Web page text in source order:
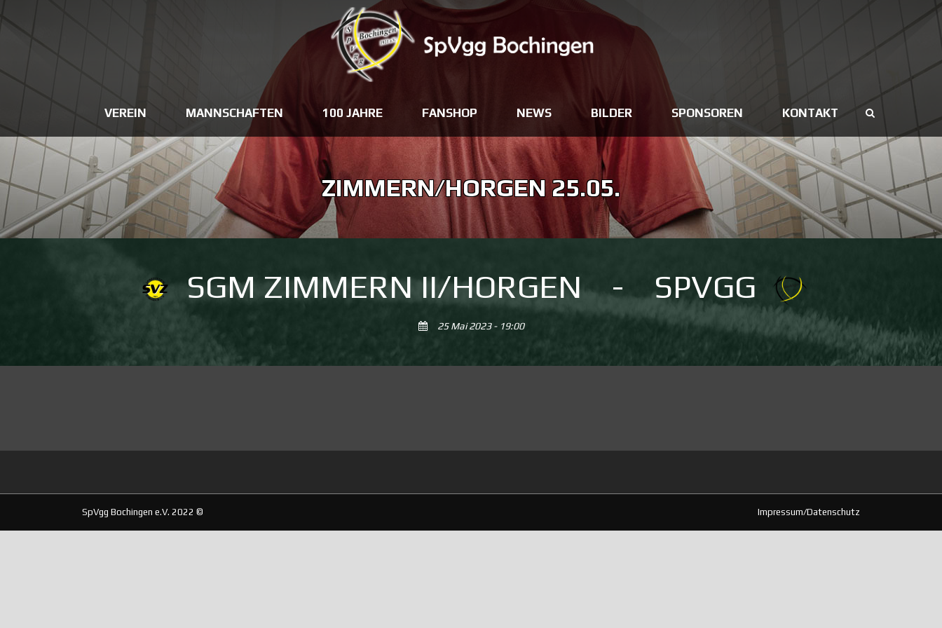
VEREIN MANNSCHAFTEN 100 JAHRE FANSHOP NEWS BILDER SPONSOREN KONTAKT
ZIMMERN/HORGEN 25.05.
SGM ZIMMERN II/HORGEN - SPVGG
25 Mai 2023 - 19:00
SpVgg Bochingen e.V. 2022 © Impressum/Datenschutz